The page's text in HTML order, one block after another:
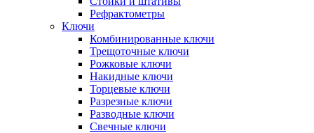
Рефрактометры
Ключи
Комбинированные ключи
Трещоточные ключи
Рожковые ключи
Накидные ключи
Торцевые ключи
Разрезные ключи
Разводные ключи
Свечные ключи